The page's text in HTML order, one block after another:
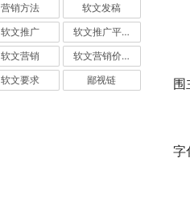
围
字
营销方法 软文发稿
软文推广 软文推广平台
软文营销 软文营销价值
软文要求 鄙视链